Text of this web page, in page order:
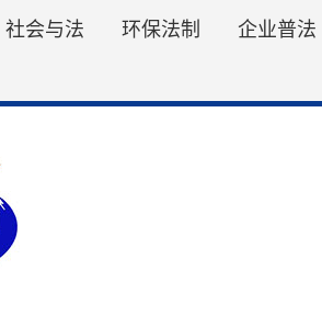
社会与法 环保法制 企业普法